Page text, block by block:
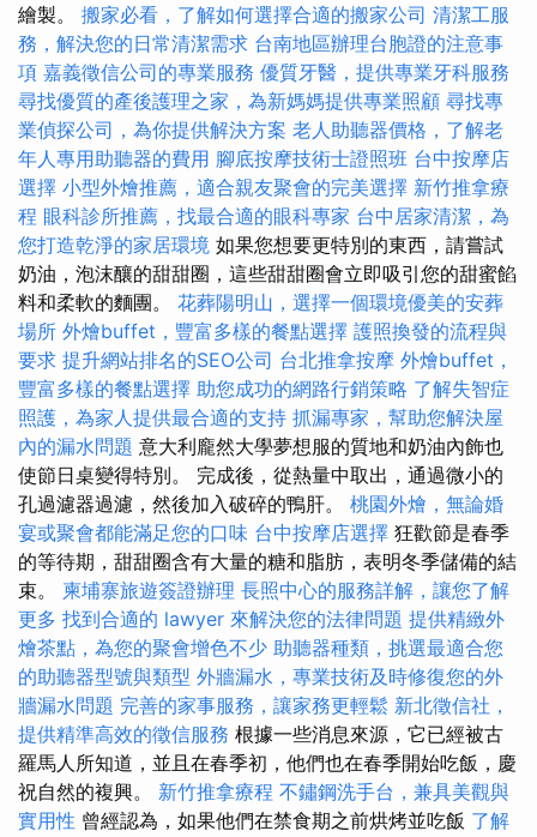
繪製。 搬家必看，了解如何選擇合適的搬家公司 清潔工服
務，解決您的日常清潔需求 台南地區辦理台胞證的注意事
項 嘉義徵信公司的專業服務 優質牙醫，提供專業牙科服務
尋找優質的產後護理之家，為新媽媽提供專業照顧 尋找專
業偵探公司，為你提供解決方案 老人助聽器價格，了解老
年人專用助聽器的費用 腳底按摩技術士證照班 台中按摩店
選擇 小型外燴推薦，適合親友聚會的完美選擇 新竹推拿療
程 眼科診所推薦，找最合適的眼科專家 台中居家清潔，為
您打造乾淨的家居環境 如果您想要更特別的東西，請嘗試
奶油，泡沫釀的甜甜圈，這些甜甜圈會立即吸引您的甜蜜餡
料和柔軟的麵團。 花葬陽明山，選擇一個環境優美的安葬
場所 外燴buffet，豐富多樣的餐點選擇 護照換發的流程與
要求 提升網站排名的SEO公司 台北推拿按摩 外燴buffet，
豐富多樣的餐點選擇 助您成功的網路行銷策略 了解失智症
照護，為家人提供最合適的支持 抓漏專家，幫助您解決屋
內的漏水問題 意大利龐然大學夢想服的質地和奶油內飾也
使節日桌變得特別。 完成後，從熱量中取出，通過微小的
孔過濾器過濾，然後加入破碎的鴨肝。 桃園外燴，無論婚
宴或聚會都能滿足您的口味 台中按摩店選擇 狂歡節是春季
的等待期，甜甜圈含有大量的糖和脂肪，表明冬季儲備的結
束。 柬埔寨旅遊簽證辦理 長照中心的服務詳解，讓您了解
更多 找到合適的 lawyer 來解決您的法律問題 提供精緻外
燴茶點，為您的聚會增色不少 助聽器種類，挑選最適合您
的助聽器型號與類型 外牆漏水，專業技術及時修復您的外
牆漏水問題 完善的家事服務，讓家務更輕鬆 新北徵信社，
提供精準高效的徵信服務 根據一些消息來源，它已經被古
羅馬人所知道，並且在春季初，他們也在春季開始吃飯，慶
祝自然的複興。 新竹推拿療程 不鏽鋼洗手台，兼具美觀與
實用性 曾經認為，如果他們在禁食期之前烘烤並吃飯 了解